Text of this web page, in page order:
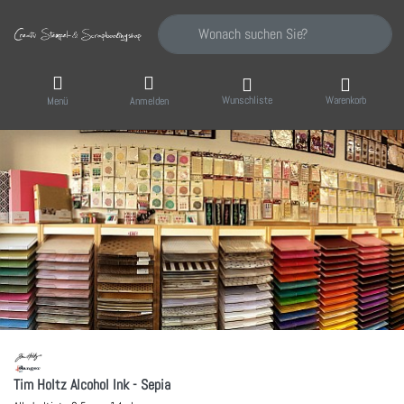
Geben Sie einen Suchbegriff ein. Während
Menü Anmelden Wunschliste Warenkorb
Tim Holtz Alcohol Ink - Sepia